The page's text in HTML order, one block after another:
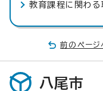
教育課程に関わる
前のページ
八尾市